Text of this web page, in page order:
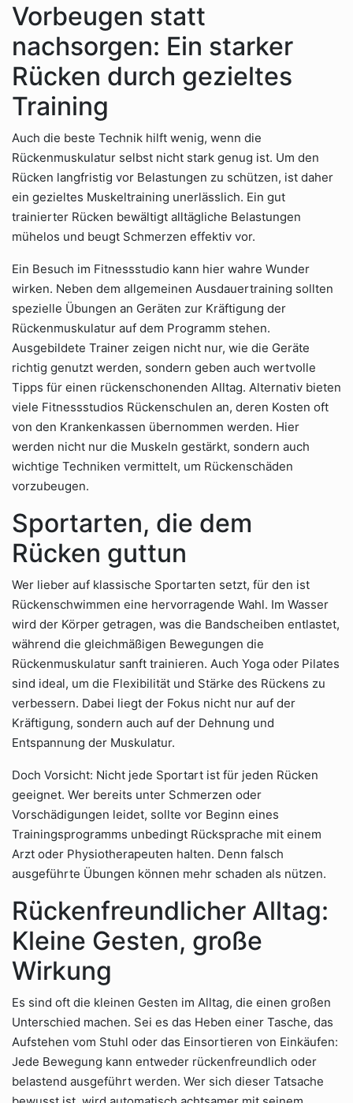
Vorbeugen statt
nachsorgen: Ein starker
Rücken durch gezieltes
Training
Auch die beste Technik hilft wenig, wenn die
Rückenmuskulatur selbst nicht stark genug ist. Um den
Rücken langfristig vor Belastungen zu schützen, ist daher
ein gezieltes Muskeltraining unerlässlich. Ein gut
trainierter Rücken bewältigt alltägliche Belastungen
mühelos und beugt Schmerzen effektiv vor.
Ein Besuch im Fitnessstudio kann hier wahre Wunder
wirken. Neben dem allgemeinen Ausdauertraining sollten
spezielle Übungen an Geräten zur Kräftigung der
Rückenmuskulatur auf dem Programm stehen.
Ausgebildete Trainer zeigen nicht nur, wie die Geräte
richtig genutzt werden, sondern geben auch wertvolle
Tipps für einen rückenschonenden Alltag. Alternativ bieten
viele Fitnessstudios Rückenschulen an, deren Kosten oft
von den Krankenkassen übernommen werden. Hier
werden nicht nur die Muskeln gestärkt, sondern auch
wichtige Techniken vermittelt, um Rückenschäden
vorzubeugen.
Sportarten, die dem
Rücken guttun
Wer lieber auf klassische Sportarten setzt, für den ist
Rückenschwimmen eine hervorragende Wahl. Im Wasser
wird der Körper getragen, was die Bandscheiben entlastet,
während die gleichmäßigen Bewegungen die
Rückenmuskulatur sanft trainieren. Auch Yoga oder Pilates
sind ideal, um die Flexibilität und Stärke des Rückens zu
verbessern. Dabei liegt der Fokus nicht nur auf der
Kräftigung, sondern auch auf der Dehnung und
Entspannung der Muskulatur.
Doch Vorsicht: Nicht jede Sportart ist für jeden Rücken
geeignet. Wer bereits unter Schmerzen oder
Vorschädigungen leidet, sollte vor Beginn eines
Trainingsprogramms unbedingt Rücksprache mit einem
Arzt oder Physiotherapeuten halten. Denn falsch
ausgeführte Übungen können mehr schaden als nützen.
Rückenfreundlicher Alltag:
Kleine Gesten, große
Wirkung
Es sind oft die kleinen Gesten im Alltag, die einen großen
Unterschied machen. Sei es das Heben einer Tasche, das
Aufstehen vom Stuhl oder das Einsortieren von Einkäufen:
Jede Bewegung kann entweder rückenfreundlich oder
belastend ausgeführt werden. Wer sich dieser Tatsache